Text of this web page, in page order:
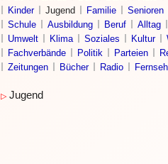
Kinder
Jugend Familie Senioren
Schule
Ausbildung Beruf Alltag
Umwelt
Klima Soziales Kultur
Fachverbände
Politik Parteien
Zeitungen
Bücher Radio
▷ Jugend